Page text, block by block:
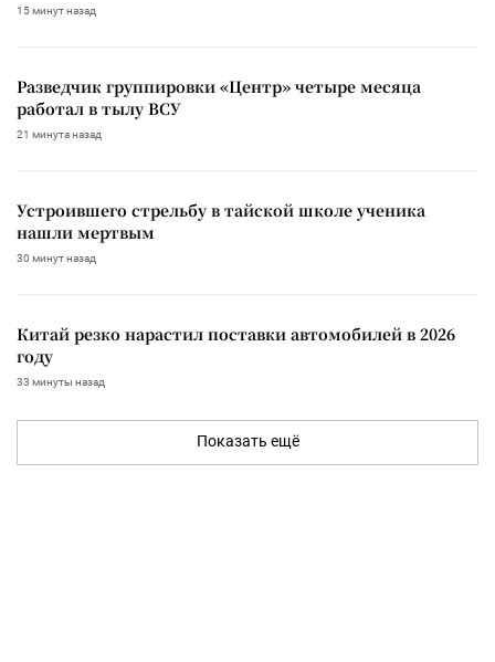
15 минут назад
Разведчик группировки «Центр» четыре месяца
работал в тылу ВСУ
21 минута назад
Устроившего стрельбу в тайской школе ученика
нашли мертвым
30 минут назад
Китай резко нарастил поставки автомобилей в 2026
году
33 минуты назад
Показать ещё